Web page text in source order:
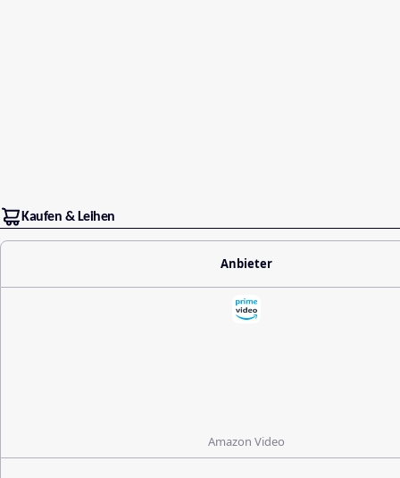
Kaufen & Leihen
Anbieter
Amazon Video